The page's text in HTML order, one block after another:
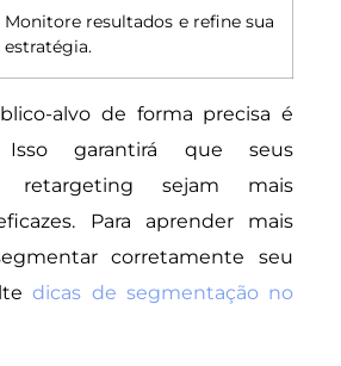
Monitore resultados e refine sua
estratégia.
alvo de forma precisa é
Isso garantirá que seus
retargeting sejam mais
Para aprender mais
corretamente seu
dicas de segmentação no